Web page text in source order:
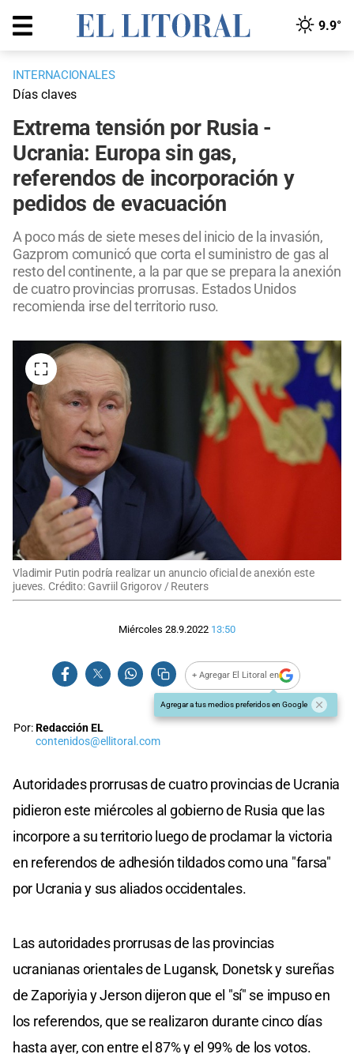
9.9°
INTERNACIONALES
Días claves
Extrema tensión por Rusia -
Ucrania: Europa sin gas,
referendos de incorporación y
pedidos de evacuación
A poco más de siete meses del inicio de la invasión,
Gazprom comunicó que corta el suministro de gas al
resto del continente, a la par que se prepara la anexión
de cuatro provincias prorrusas. Estados Unidos
recomienda irse del territorio ruso.
Vladimir Putin podría realizar un anuncio oficial de anexión este
jueves. Crédito: Gavriil Grigorov / Reuters
Miércoles 28.9.2022 13:50
+ Agregar El Litoral en
Agregar a tus medios preferidos en Google
Por:Redacción EL
contenidos@ellitoral.com
Autoridades prorrusas de cuatro provincias de Ucrania
pidieron este miércoles al gobierno de Rusia que las
incorpore a su territorio luego de proclamar la victoria
en referendos de adhesión tildados como una "farsa"
por Ucrania y sus aliados occidentales.
Las autoridades prorrusas de las provincias
ucranianas orientales de Lugansk, Donetsk y sureñas
de Zaporiyia y Jerson dijeron que el "sí" se impuso en
los referendos, que se realizaron durante cinco días
hasta ayer, con entre el 87% y el 99% de los votos.